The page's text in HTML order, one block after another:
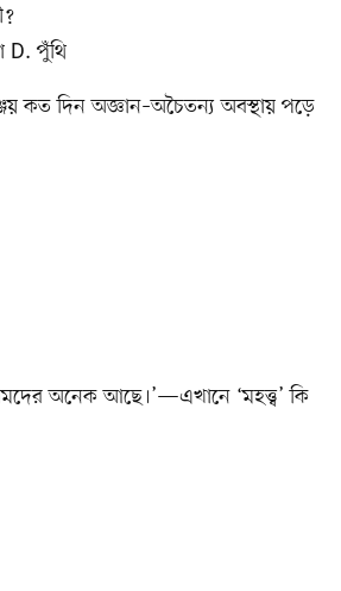
D. পুঁথি
কত দিন অজ্ঞান–অচৈতন্য অবস্থায় পড়ে
অনেক আছে।’—এখানে ‘মহত্ত্ব’ কি